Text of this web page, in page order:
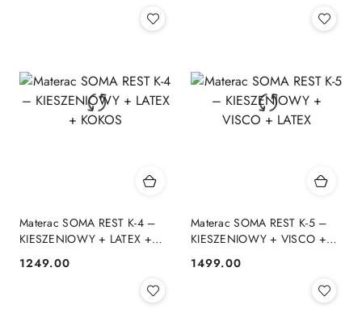
Materac SOMA REST K-4 –
KIESZENIOWY + LATEX +
Cena:
1249.00
Materac SOMA REST K-5 –
KIESZENIOWY + VISCO +
Cena:
1499.00